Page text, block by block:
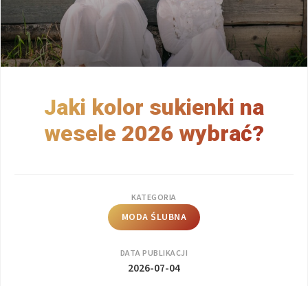
Jaki kolor sukienki na
wesele 2026 wybrać?
KATEGORIA
MODA ŚLUBNA
DATA PUBLIKACJI
2026-07-04